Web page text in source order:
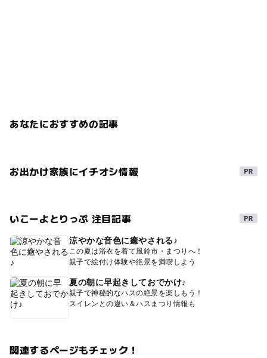
あなたにおすすめの記事
お出かけ家族にイチオシ情報
いこーよとりっぷ 注目記事
涼やかな音色に癒やされる♪
この夏は浴衣を着て風鈴市・まつりへ！
親子で絵付け体験や絶景を満喫しよう
夏の朝に早起きしておでかけ♪
親子で神秘的なハスの絶景を楽しもう！
スイレンとの違い＆ハスまつり情報も
関連するページもチェック！